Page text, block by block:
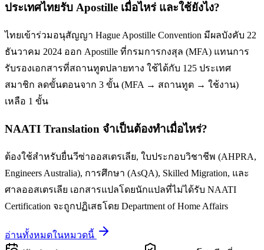
ประเทศไทยรับ Apostille เมื่อไหร่ และใช้ยังไง?
ไทยเข้าร่วมอนุสัญญา Hague Apostille Convention มีผลบังคับ 22
ธันวาคม 2024 ออก Apostille ที่กรมการกงสุล (MFA) แทนการ
รับรองเอกสารที่สถานทูตปลายทาง ใช้ได้กับ 125 ประเทศ
สมาชิก ลดขั้นตอนจาก 3 ขั้น (MFA → สถานทูต → ใช้งาน)
เหลือ 1 ขั้น
NAATI Translation จำเป็นต้องทำเมื่อไหร่?
ต้องใช้สำหรับยื่นวีซ่าออสเตรเลีย, ใบประกอบวิชาชีพ (AHPRA,
Engineers Australia), การศึกษา (AsQA), Skilled Migration, และ
ศาลออสเตรเลีย เอกสารแปลโดยนักแปลที่ไม่ได้รับ NAATI
Certification จะถูกปฏิเสธโดย Department of Home Affairs
อ่านทั้งหมดในหมวดนี้